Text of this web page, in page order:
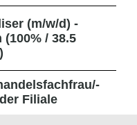
(m/w/d) -
/ 38.5
Filiale